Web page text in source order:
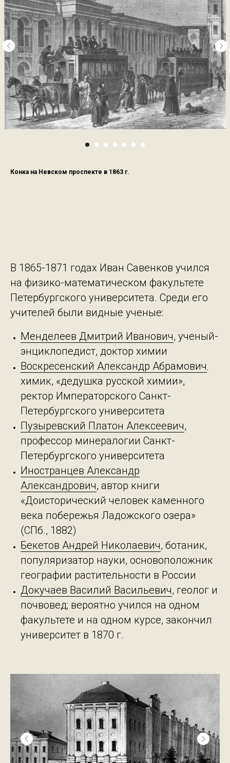
Конка на Невском проспекте в 1863 г.
В 1865-1871 годах Иван Савенков учился
на физико-математическом факультете
Петербургского университета. Среди его
учителей были видные ученые:
Менделеев Дмитрий Иванович, ученый-
энциклопедист, доктор химии
Воскресенский Александр Абрамович ,
химик, «дедушка русской химии»,
ректор Императорского Санкт-
Петербургского университета
Пузыревский Платон Алексеевич,
профессор минералогии Санкт-
Петербургского университета
Иностранцев Александр
Александрович, автор книги
«Доисторический человек каменного
века побережья Ладожского озера»
(СПб., 1882)
Бекетов Андрей Николаевич, ботаник,
популяризатор науки, основоположник
географии растительности в России
Докучаев Василий Васильевич, геолог и
почвовед; вероятно учился на одном
факультете и на одном курсе, закончил
университет в 1870 г.